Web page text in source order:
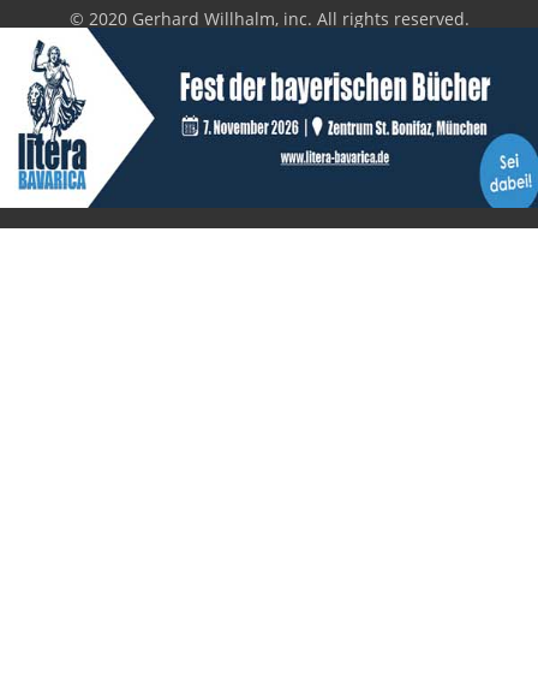
in Zusammenarbeit mit Gerhard Willhalm (stadtgeschichte-
muenchen.de)
© 2020 Gerhard Willhalm, inc. All rights reserved.